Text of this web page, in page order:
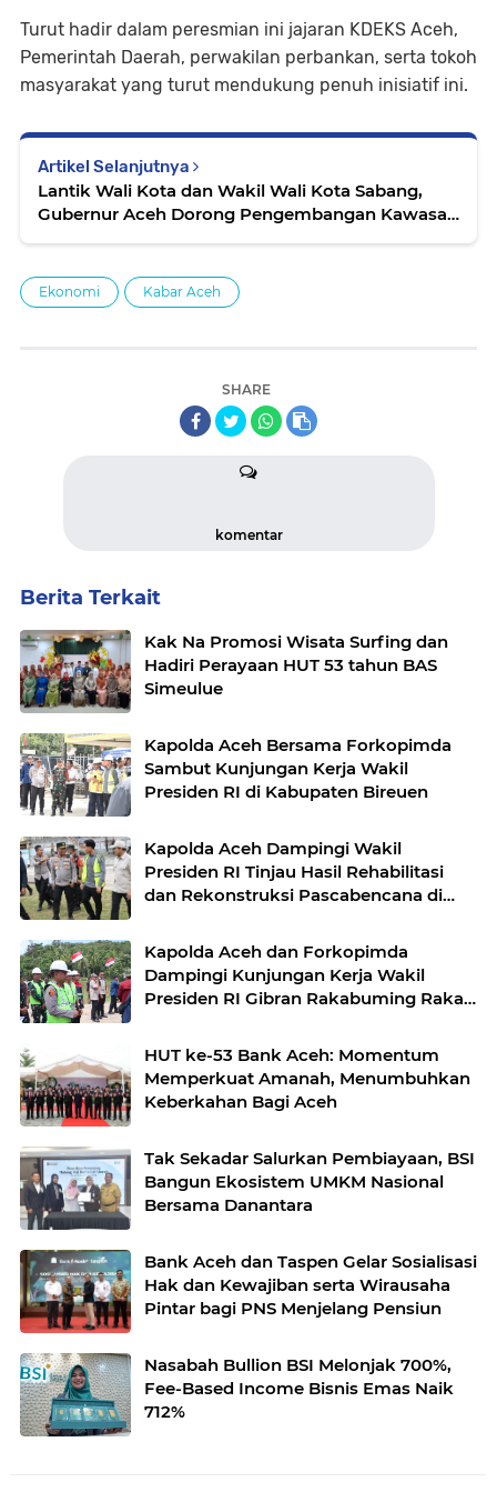
Turut hadir dalam peresmian ini jajaran KDEKS Aceh,
Pemerintah Daerah, perwakilan perbankan, serta tokoh
masyarakat yang turut mendukung penuh inisiatif ini.
Artikel Selanjutnya
Lantik Wali Kota dan Wakil Wali Kota Sabang,
Gubernur Aceh Dorong Pengembangan Kawasan
Ekonomi Kabar Aceh
SHARE
komentar
Berita Terkait
Kak Na Promosi Wisata Surfing dan
Hadiri Perayaan HUT 53 tahun BAS
Simeulue
Kapolda Aceh Bersama Forkopimda
Sambut Kunjungan Kerja Wakil
Presiden RI di Kabupaten Bireuen
Kapolda Aceh Dampingi Wakil
Presiden RI Tinjau Hasil Rehabilitasi
dan Rekonstruksi Pascabencana di
Kapolda Aceh dan Forkopimda
Dampingi Kunjungan Kerja Wakil
Presiden RI Gibran Rakabuming Raka
HUT ke-53 Bank Aceh: Momentum
Memperkuat Amanah, Menumbuhkan
Keberkahan Bagi Aceh
Tak Sekadar Salurkan Pembiayaan, BSI
Bangun Ekosistem UMKM Nasional
Bersama Danantara
Bank Aceh dan Taspen Gelar Sosialisasi
Hak dan Kewajiban serta Wirausaha
Pintar bagi PNS Menjelang Pensiun
Nasabah Bullion BSI Melonjak 700%,
Fee-Based Income Bisnis Emas Naik
712%